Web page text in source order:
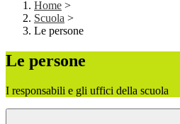
Home >
Scuola >
Le persone
Le persone
I responsabili e gli uffici della scuola